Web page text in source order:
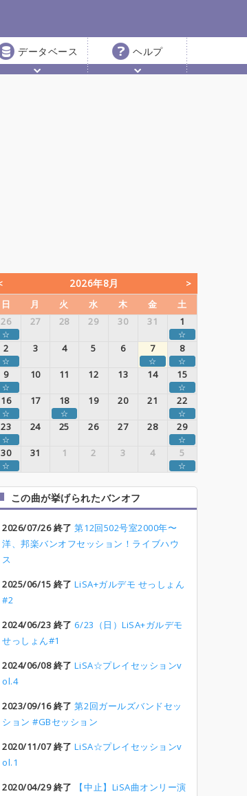
データベース ヘルプ
2026年8月
日 月 火 水 木 金
土
26
27 28 29 30 31 1
☆ ☆
2 3 4 5 6 7 8
☆ ☆ ☆
9 10 11 12 13 14 15
☆ ☆
16 17 18 19 20 21 22
☆ ☆ ☆
23 24 25 26 27 28 29
☆ ☆
30 31 1 2 3 4 5
☆ ☆
この曲が挙げられたバンオフ
2026/07/26 終了 第12回502号室2000年〜
洋、邦楽バンオフセッション！ライブハウ
ス
2025/06/15 終了 LiSA+ガルデモ せっしょん
#2
2024/06/23 終了 6/23（日）LiSA+ガルデモ
せっしょん#1
2024/06/08 終了 LiSA☆プレイセッションv
ol.4
2023/09/16 終了 第2回ガールズバンドセッ
ション #GBセッション
2020/11/07 終了 LiSA☆プレイセッションv
ol.1
2020/04/29 終了
【中止】LiSA曲オンリー演